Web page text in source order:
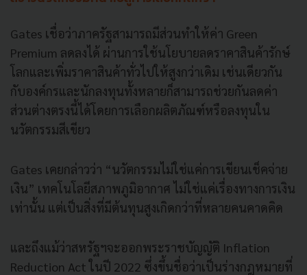
Gates เชื่อว่าภาครัฐสามารถมีส่วนทำให้ค่า Green
Premium ลดลงได้ ผ่านการใช้นโยบายลดราคาสินค้ารักษ์
โลกและเพิ่มราคาสินค้าทั่วไปให้สูงกว่าเดิม เช่นเดียวกัน
กับองค์กรและนักลงทุนทั้งหลายก็สามารถช่วยกันลดค่า
ส่วนต่างตรงนี้ได้โดยการเลือกผลิตภัณฑ์หรือลงทุนใน
นวัตกรรมสีเขียว
Gates เคยกล่าวว่า “นวัตกรรมไม่ใช่แค่การเขียนเช็คจ่าย
เงิน” เทคโนโลยีสภาพภูมิอากาศ ไม่ใช่แค่เรื่องทางการเงิน
เท่านั้น แต่เป็นสิ่งที่มีต้นทุนสูงเกิดกว่าที่หลายคนคาดคิด
และถึงแม้ว่าสหรัฐฯจะออกพระราชบัญญัติ Inflation
Reduction Act ในปี 2022 ซึ่งขึ้นชื่อว่าเป็นร่างกฎหมายที่